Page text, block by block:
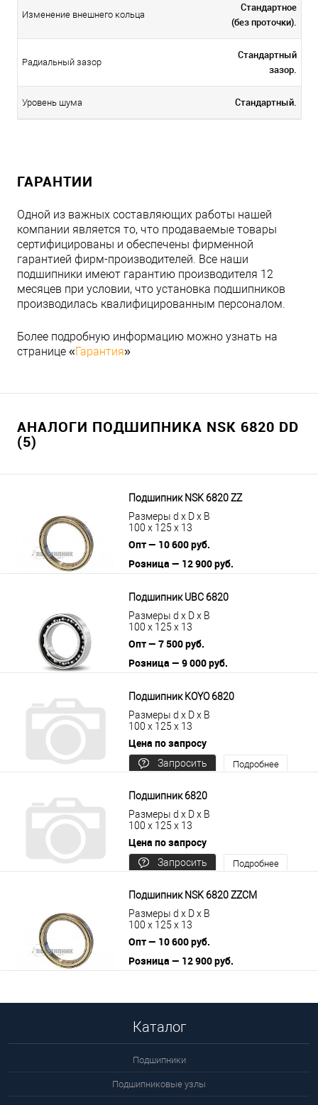
Изменение внешнего кольца
Стандартное
(без проточки).
Радиальный зазор
Стандартный
зазор.
Уровень шума Стандартный.
ГАРАНТИИ
Одной из важных составляющих работы нашей
компании является то, что продаваемые товары
сертифицированы и обеспечены фирменной
гарантией фирм-производителей. Все наши
подшипники имеют гарантию производителя 12
месяцев при условии, что установка подшипников
производилась квалифицированным персоналом.
Более подробную информацию можно узнать на
странице «Гарантия»
АНАЛОГИ ПОДШИПНИКА NSK 6820 DD
(5)
Подшипник NSK 6820 ZZ
Размеры d x D x B
100 x 125 x 13
Опт — 10 600 руб.
Розница — 12 900 руб.
Подшипник UBC 6820
Размеры d x D x B
100 x 125 x 13
Опт — 7 500 руб.
Розница — 9 000 руб.
Подшипник KOYO 6820
Размеры d x D x B
100 x 125 x 13
Цена по запросу
Запросить
Подробнее
Подшипник 6820
Размеры d x D x B
100 x 125 x 13
Цена по запросу
Запросить
Подробнее
Подшипник NSK 6820 ZZCM
Размеры d x D x B
100 x 125 x 13
Опт — 10 600 руб.
Розница — 12 900 руб.
Каталог
Подшипники
Подшипниковые узлы